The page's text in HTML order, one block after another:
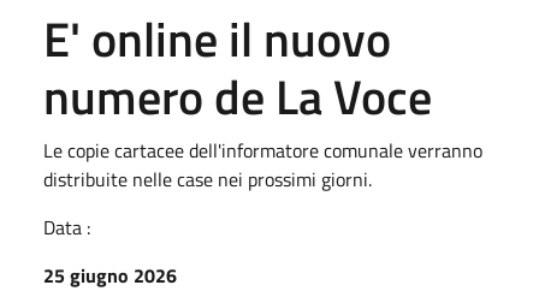
E' online il nuovo
numero de La Voce
Le copie cartacee dell'informatore comunale verranno
distribuite nelle case nei prossimi giorni.
Data :
25 giugno 2026